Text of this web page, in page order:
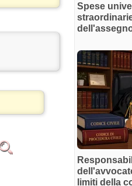
Spese
limiti della